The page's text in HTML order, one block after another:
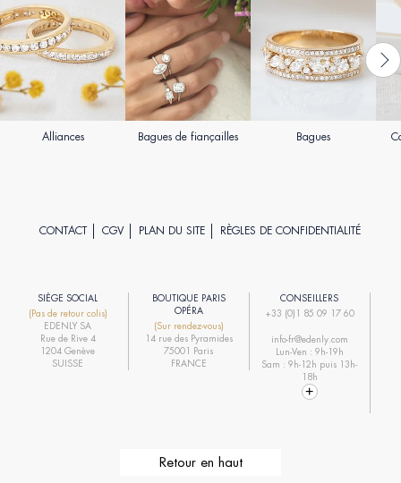
Alliances Bagues de fiançailles Bagues
CONTACT CGV PLAN DU SITE RÈGLES DE CONFIDENTIALITÉ
SIÈGE SOCIAL
(Pas de retour colis)
EDENLY SA
Rue de Rive 4
1204 Genève
SUISSE
BOUTIQUE PARIS
OPÉRA
(Sur rendez-vous)
14 rue des Pyramides
75001 Paris
FRANCE
CONSEILLERS
+33 (0)1 85 09 17 60
info-fr@edenly.com
Lun-Ven : 9h-19h
Sam : 9h-12h puis 13h-
18h
Retour en haut